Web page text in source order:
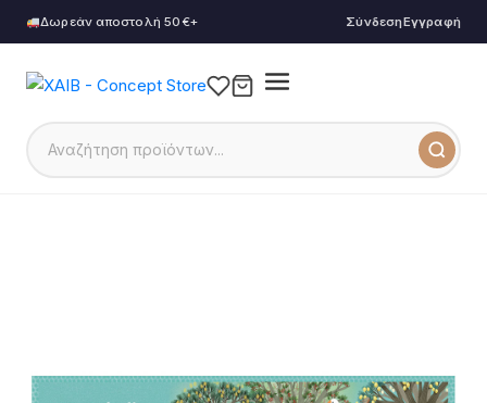
Δωρεάν αποστολή 50€+ ΣύνδεσηΕγγραφή